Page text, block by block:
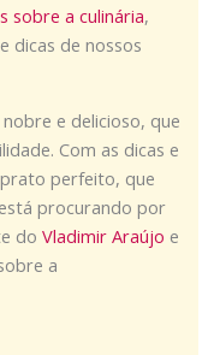
sobre a culinária,
dicas de nossos
e delicioso, que
Com as dicas e
perfeito, que
procurando por
doVladimir Araújo e
a